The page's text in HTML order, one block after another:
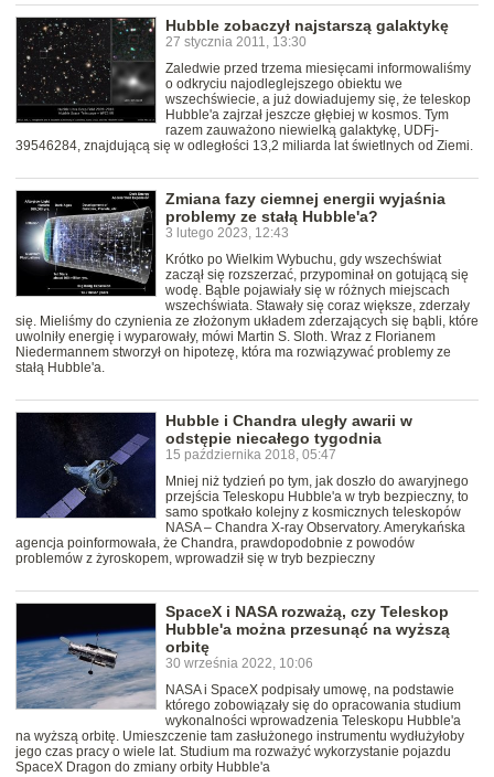
Hubble zobaczył najstarszą galaktykę
27 stycznia 2011, 13:30
Zaledwie przed trzema miesięcami informowaliśmy
o odkryciu najodleglejszego obiektu we
wszechświecie, a już dowiadujemy się, że teleskop
Hubble'a zajrzał jeszcze głębiej w kosmos. Tym
razem zauważono niewielką galaktykę, UDFj-
39546284, znajdującą się w odległości 13,2 miliarda lat świetlnych od Ziemi.
Zmiana fazy ciemnej energii wyjaśnia
problemy ze stałą Hubble'a?
3 lutego 2023, 12:43
Krótko po Wielkim Wybuchu, gdy wszechświat
zaczął się rozszerzać, przypominał on gotującą się
wodę. Bąble pojawiały się w różnych miejscach
wszechświata. Stawały się coraz większe, zderzały
się. Mieliśmy do czynienia ze złożonym układem zderzających się bąbli, które
uwolniły energię i wyparowały, mówi Martin S. Sloth. Wraz z Florianem
Niedermannem stworzył on hipotezę, która ma rozwiązywać problemy ze
stałą Hubble'a.
Hubble i Chandra uległy awarii w
odstępie niecałego tygodnia
15 października 2018, 05:47
Mniej niż tydzień po tym, jak doszło do awaryjnego
przejścia Teleskopu Hubble'a w tryb bezpieczny, to
samo spotkało kolejny z kosmicznych teleskopów
NASA – Chandra X-ray Observatory. Amerykańska
agencja poinformowała, że Chandra, prawdopodobnie z powodów
problemów z żyroskopem, wprowadził się w tryb bezpieczny
SpaceX i NASA rozważą, czy Teleskop
Hubble'a można przesunąć na wyższą
orbitę
30 września 2022, 10:06
NASA i SpaceX podpisały umowę, na podstawie
którego zobowiązały się do opracowania studium
wykonalności wprowadzenia Teleskopu Hubble'a
na wyższą orbitę. Umieszczenie tam zasłużonego instrumentu wydłużyłoby
jego czas pracy o wiele lat. Studium ma rozważyć wykorzystanie pojazdu
SpaceX Dragon do zmiany orbity Hubble'a